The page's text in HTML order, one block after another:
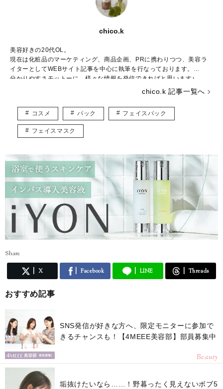
chico.k
美容好きの20代OL。
現在は化粧品のマーケティング、商品企画、PRに携わりつつ、美容ラ
イターとしてWEBサイト記事を中心に執筆を行なっております。
分かりやすさモットーに、様々な情報を発信できればと思います♪
□AEAJアロマテラピー検定1級
□AEAJアロマテラピーアドバイザー保有
□AEAJアロマブレンドデザイナー保有
□日本化粧品検定1級
chico.k 記事一覧へ
コスメ パック フェイスパック
フェイスマスク
Share
X Facebook LINE Threads
おすすめ記事
SNS発信が好きな方へ、限定モニターに参加で
きるチャンスも！【4MEEE美容部】部員募集中
Beauty
垢抜けたいなら……！野暮ったく見えないボブ5